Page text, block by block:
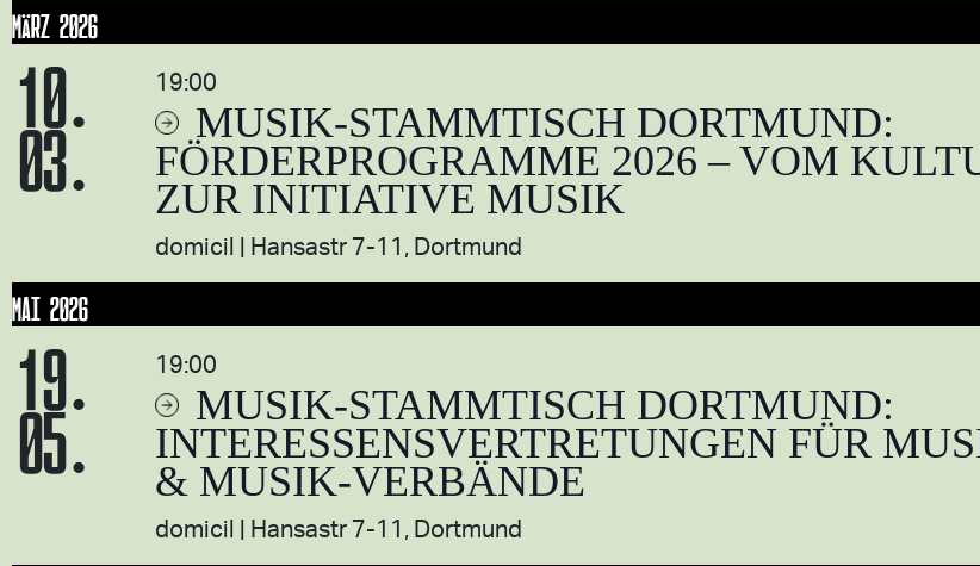
MÄRZ 2026
10.
03.
MUSIK-STAMMTISCH DORTMUND:
FÖRDERPROGRAMME 2026 – VOM
ZUR INITIATIVE MUSIK
19:00
domicil Hansastr 7-11, Dortmund
MAI 2026
19.
05.
MUSIK-STAMMTISCH DORTMUND:
INTERESSENSVERTRETUNGEN FÜR
& MUSIK-VERBÄNDE
19:00
domicil Hansastr 7-11, Dortmund